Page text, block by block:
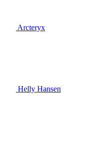
Arcteryx
Helly Hansen